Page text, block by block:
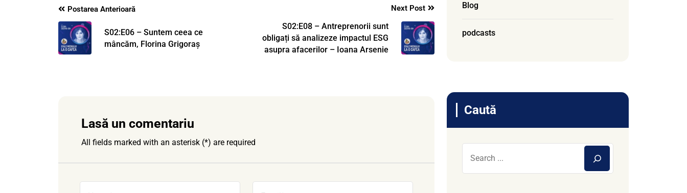
Postarea Anterioară
S02:E06 – Suntem ceea ce
mâncăm, Florina Grigoraș
Next Post
S02:E08 – Antreprenorii sunt
obligați să analizeze impactul ESG
asupra afacerilor – Ioana Arsenie
Lasă un comentariu
All fields marked with an asterisk (*) are required
Blog
podcasts
Caută